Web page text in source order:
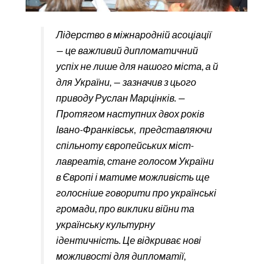
Лідерство в міжнародній асоціації
— це важливий дипломатичний
успіх не лише для нашого міста, а й
для України, — зазначив з цього
приводу Руслан Марцінків. —
Протягом наступних двох років
Івано-Франківськ, представляючи
спільноту європейських міст-
лавреатів, стане голосом України
в Європі і матиме можливість ще
голосніше говорити про українські
громади, про виклики війни та
українську культурну
ідентичність. Це відкриває нові
можливості для дипломатії,